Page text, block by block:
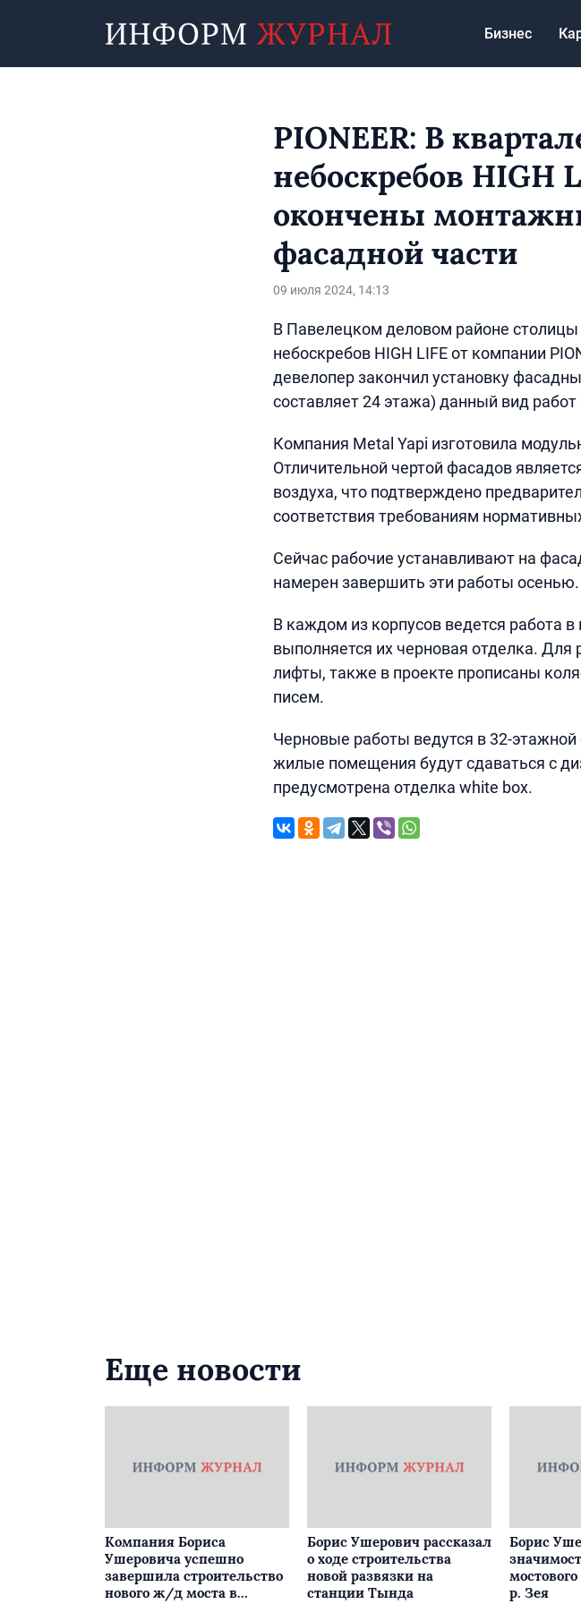
Бизнес
PIONEER: В
небоскребов HIGH
окончены
фасадной части
09 июля 2024, 14:13
В Павелецком деловом районе столицы
небоскребов HIGH LIFE от компании
девелопер закончил установку
составляет 24 этажа) данный вид
Компания Metal Yapi изготовила
Отличительной чертой фасадов
воздуха, что подтверждено
соответствия требованиям
Сейчас рабочие устанавливают на
намерен завершить эти работы осенью.
В каждом из корпусов ведется работа
выполняется их черновая отделка.
лифты, также в проекте прописаны
писем.
Черновые работы ведутся в 32-
жилые помещения будут сдаваться с
предусмотрена отделка white box.
Еще новости
Компания Бориса
Ушеровича успешно
завершила строительство
нового ж/д моста в
Борис Ушерович рассказал
о ходе строительства
новой развязки на
станции Тында
Борис
р. Зея